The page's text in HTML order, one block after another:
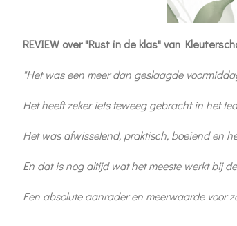
REVIEW over "Rust in de klas" van
"Het was een meer dan geslaagde
Het heeft zeker iets teweeg gebracht in het
Het was afwisselend, praktisch, boeiend en
En dat is nog altijd wat het meeste werkt bij
Een absolute aanrader en meerwaarde voor